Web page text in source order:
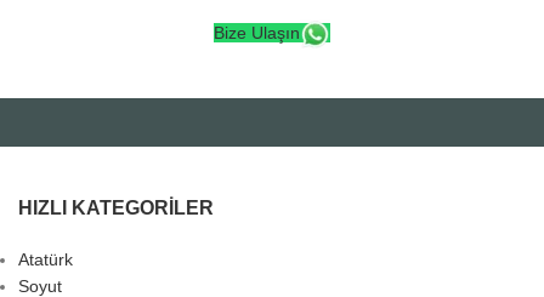
Bize Ulaşın
HIZLI KATEGORILER
Atatürk
Soyut